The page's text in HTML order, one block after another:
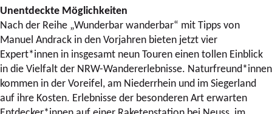
Unentdeckte Möglichkeiten
Nach der Reihe „Wunderbar wanderbar“ mit Tipps von
Manuel Andrack in den Vorjahren bieten jetzt vier
Expert*innen in insgesamt neun Touren einen tollen Einblick
in die Vielfalt der NRW-Wandererlebnisse. Naturfreund*innen
kommen in der Voreifel, am Niederrhein und im Siegerland
auf ihre Kosten. Erlebnisse der besonderen Art erwarten